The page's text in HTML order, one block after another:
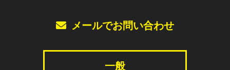
メールでお問い合わせ
一般